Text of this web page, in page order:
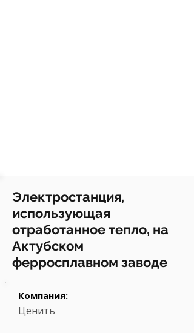
Электростанция,
использующая
отработанное тепло, на
Актубском
ферросплавном заводе
Компания:
Ценить